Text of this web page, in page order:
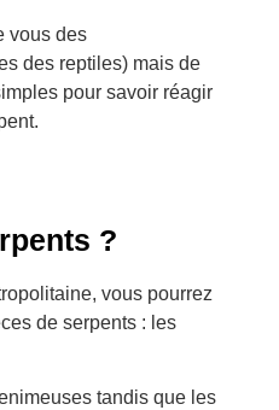
vous des
des reptiles) mais de
pour savoir réagir
?
vous pourrez
de serpents : les
tandis que les